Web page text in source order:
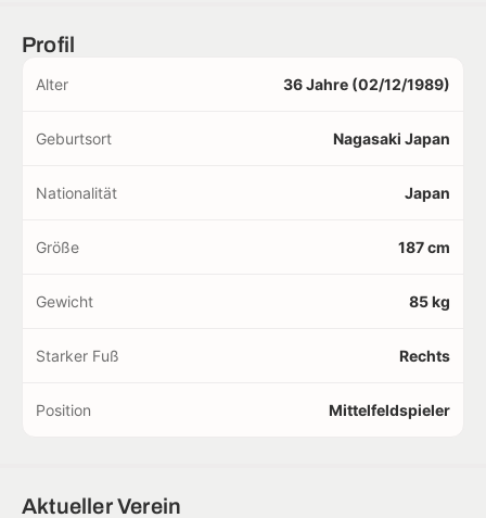
Profil
Alter 36 Jahre (02/12/1989)
Geburtsort Nagasaki Japan
Nationalität Japan
Größe 187 cm
Gewicht 85 kg
Starker Fuß Rechts
Position Mittelfeldspieler
Aktueller Verein